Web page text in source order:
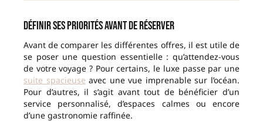
Définir ses priorités avant de réserver
Avant de comparer les différentes offres, il est utile de
se poser une question essentielle : qu’attendez-vous
de votre voyage ? Pour certains, le luxe passe par une
suite spacieuse avec une vue imprenable sur l’océan.
Pour d’autres, il s’agit avant tout de bénéficier d’un
service personnalisé, d’espaces calmes ou encore
d’une gastronomie raffinée.